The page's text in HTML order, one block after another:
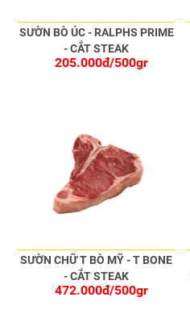
SƯỜN BÒ ÚC - RALPHS PRIME
- CẮT STEAK
205.000đ/500gr
SƯỜN CHỮ T BÒ MỸ - T BONE
- CẮT STEAK
472.000đ/500gr